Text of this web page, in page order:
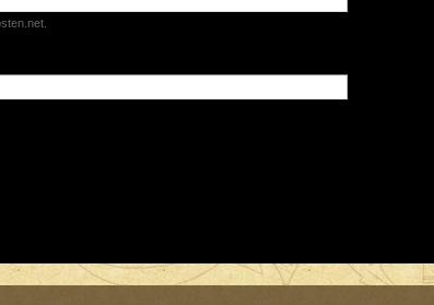
ettet ole robotti.